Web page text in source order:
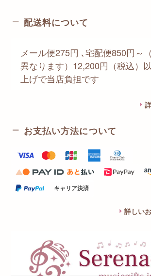
配送料について
メール便275円 ､宅配便850円～
異なります）12,200円（税込）
上げで当店負担です
お支払い方法について
キャリア決済
詳しい